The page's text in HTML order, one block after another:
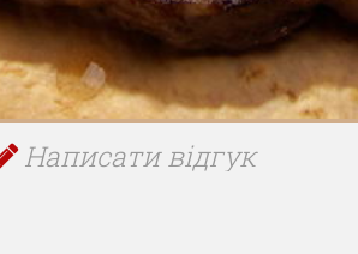
Написати відгук